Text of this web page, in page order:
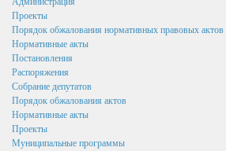
Администрация
Проекты
Порядок обжалования нормативных правовых
Нормативные акты
Постановления
Распоряжения
Собрание депутатов
Порядок обжалования актов
Нормативные акты
Проекты
Муниципальные программы